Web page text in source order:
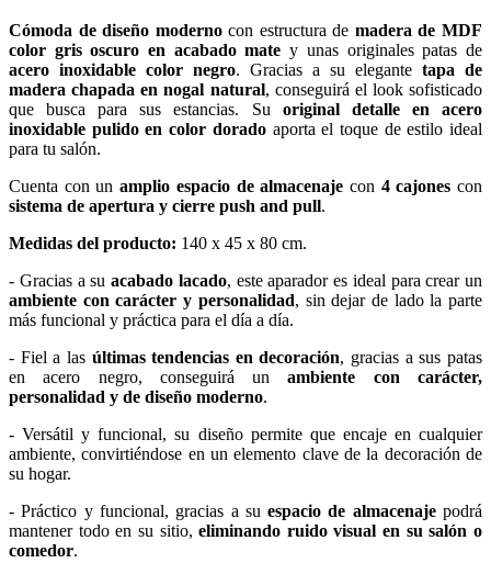
Cómoda de diseño modernocon estructura de madera de MDF
color gris oscuro en acabado mate y unas originales patas de
acero inoxidable color negro. Gracias a su elegante tapa de
madera chapada en nogal natural, conseguirá el look sofisticado
que busca para sus estancias. Su original detalle en acero
inoxidable pulido en color doradoaporta el toque de estilo ideal
para tu salón.
Cuenta con unamplio espacio de almacenaje con 4 cajones con
sistema de apertura y cierre push and pull.
Medidas del producto: 140 x 45 x 80 cm.
- Gracias a su acabado lacado, este aparador es ideal para crear un
ambiente con carácter y personalidad, sin dejar de lado la parte
más funcional y práctica para el día a día.
- Fiel a las últimas tendencias en decoración, gracias a sus patas
en acero negro, conseguirá unambiente con carácter,
personalidad y de diseño moderno.
- Versátil y funcional, su diseño permite que encaje en cualquier
ambiente, convirtiéndose en un elemento clave de la decoración de
su hogar.
- Práctico y funcional, gracias a suespacio de almacenajepodrá
mantener todo en su sitio,eliminando ruido visual en su salón o
comedor.